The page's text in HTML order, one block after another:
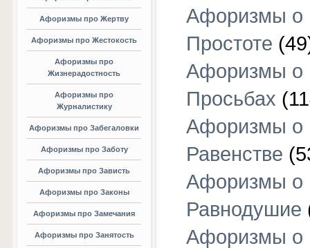
Афоризмы про Жертву
Афоризмы про Жестокость
Афоризмы про
Жизнерадостность
Афоризмы про
Журналистику
Афоризмы про Забегаловки
Афоризмы про Заботу
Афоризмы про Зависть
Афоризмы про Законы
Афоризмы про Замечания
Афоризмы про Занятость
Афоризмы о
Простоте
Афоризмы о
Просьбах
Афоризмы о
Равенстве
Афоризмы о
Равнодушие
Афоризмы о